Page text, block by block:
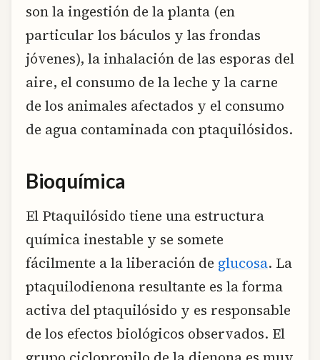
son la ingestión de la planta (en
particular los báculos y las frondas
jóvenes), la inhalación de las esporas del
aire, el consumo de la leche y la carne
de los animales afectados y el consumo
de agua contaminada con ptaquilósidos.
Bioquímica
El Ptaquilósido tiene una estructura
química inestable y se somete
fácilmente a la liberación de glucosa. La
ptaquilodienona resultante es la forma
activa del ptaquilósido y es responsable
de los efectos biológicos observados. El